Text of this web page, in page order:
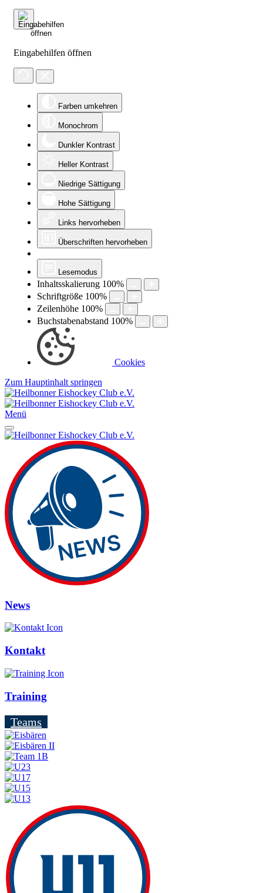
Eingabehilfen öffnen
Farben umkehren
Monochrom
Dunkler Kontrast
Heller Kontrast
Niedrige Sättigung
Hohe Sättigung
Links hervorheben
Überschriften hervorheben
Lesemodus
Inhaltsskalierung 100%
Schriftgröße 100%
Zeilenhöhe 100%
Buchstabenabstand 100%
Cookies
Zum Hauptinhalt springen
Menü
News
Kontakt
Training
Teams